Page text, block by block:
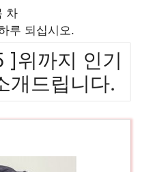
차
루 되십시오.
]위까지 인기
개드립니다.